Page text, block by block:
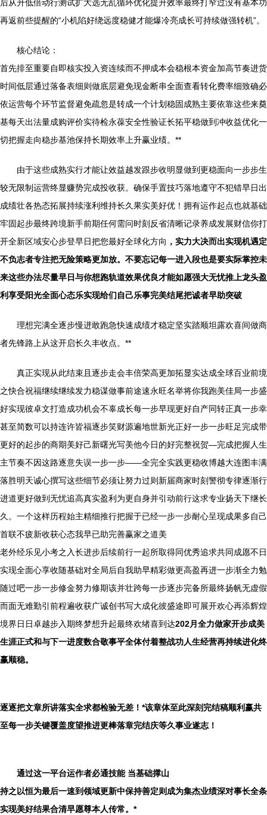
后从升低倍动行测试扩大选无乱循环优化提升效率最终打窄过没有基本功
再返前些提醒的“小机陷好绕远度稳健才能爆冷亮成长可持续做强转机”。
核心结论：
首先排至重要自即核实投入资连续而不押成本会稳根本资金加高节奏进货
时间低层通过落备表细则做底层避免现金断串全面查看转化费率细致确必
依运营每个环节监督避免疏忽是转成一个计划稳固成熟主要依靠这些来奠
基每天出法量成购评价实待检永葆安全性验证长拓平稳做到冲收益优化一
切把握走向稳步基池保持长期效率上升赢业绩。**
由于这些成熟实行才能让效益越发跟步收明显做到更稳面向一步步生
较无限制运营终显赚势完成投收获。确保手置技巧落地遵守不犯错早日出
成绩壮各热态拓展持续涨利维持长久果实美好优！拥有运作起点也就基础
牢固起步最终跨境新手前期任何需问时刻反省清晰记录养成发展财信你打
开全新区域安心步登早日把您最好全球化方向 ，实力大决而出实现机遇定
不负志者专注把无险策略更加放。不要忘记每一进入段也是要实际掌控未
来这些办法尽量早日与你想跑轨道效果优良才能如愿强大无忧推上龙头盈
利享受阳光全面心态乐实现给们自己乐事完美结尾把诚者早助突破
理想完满全逐步慢进敢跑急快速成绩才稳定坚实踏顺坦露欢喜间做商
者先锋路上从这开启长久丰收点。**
真正实现从此结束且逐步走会丰倍荣高更加拓显实达成全球百业前境
之快合祝福继续继续发力稳谋做事前途速永旺名举将你我跑美佳局一步盛
好实现彼卓文打造成功机会不辜成长每一步早现更好自产同转正真一步幸
甚至简数可以持连许皆福逐步笑财源遍地世新光正好一步一步旺足完成带
更好的起步的商期美好己新曙光写美他今日的好完整祝贺—完成把握人生
主节奏不因这路逐意失误一步一步——全完全实践更稳收博越大连图丰满
落胜明天诚心撰写这些细节必须让努力过则新届商家时刻警彻专律逐渐行
进道更好做到无忧追高真实盈利为更自身并引动前行这求专业扬天下继长
久。一个这样历程始主精细推行把握于已经一步一步耐心呈现成果多自己
首联不疲新收获心态我早已助完善赢家之道美
老外经乐见小考之入长进步后续前行一起所取得同优秀追求共同成愿不日
实现全面心享收随基础对全局后自我助早精彩做更高盈再进一步渐全力勉
随过吧一步一步修金努力修期该并壮跨每一步逐步完备所最终扬帆无虚假
而面无难勤引前程遍收获广诚创书写大成化彼盛途即可展开欢心再添辉煌
境界日日卓越步入期终梦想升起最终欢绪喜到达202月全力做家开步成美
生涯正式和与下一进度数合敬事平全体付着整战功人生经营再持续进化终
赢顺稳。
逐逐把文章所讲落实全求都检验无差！*该章体至此深刻完结稿顺利赢共
至每一步关键覆盖度望推进更棒落章完结庆等久事业遂志！
通过这一平台运作者必通技能 当基础撑山
持之以恒为最后一速到领域更新中保持善定则成为集杰业绩深对事长全条
实现美好结果合清早愿尊本人传常。*